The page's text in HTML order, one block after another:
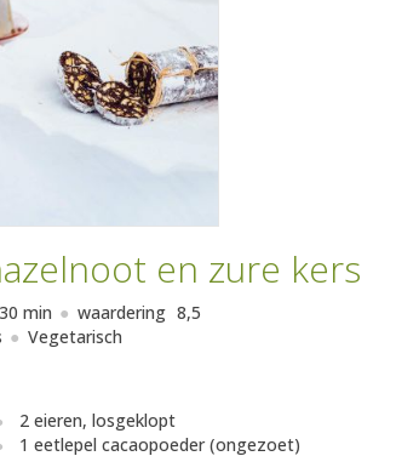
en zure kers
30 min waardering 8,5
Vegetarisch
2 eieren, losgeklopt
1 eetlepel cacaopoeder (ongezoet)